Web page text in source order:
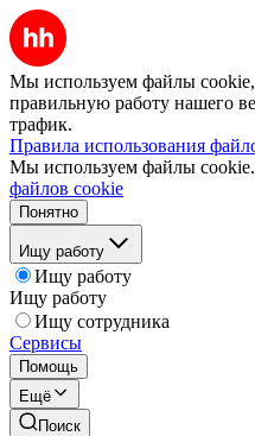
Мы используем файлы cookie,
правильную работу нашего
трафик.
Правила использования
Мы используем файлы cookie.
файлов cookie
Понятно
Ищу работу
Ищу работу
Ищу работу
Ищу сотрудника
Сервисы
Помощь
Ещё
Поиск